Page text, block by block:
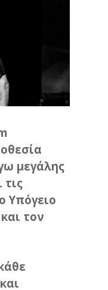
μεγάλης
τις
Υπόγειο
τον